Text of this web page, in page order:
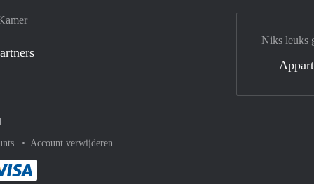
Account verwijderen
Paypalaf met Mastercard
gemakkelijk af met Meastro
Niks leuks